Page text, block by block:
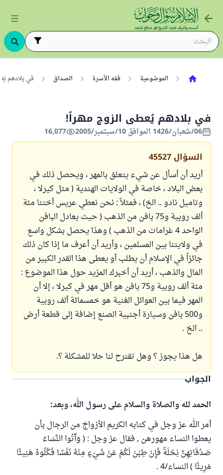
الموضوعية فقه الأسرة الصداق في بلادهم
في بلادهم يُعطى الزوج مهراً!
06/شعبان/1426 الموافق 10/سبتمبر/2005 16,077
السؤال 45527
أريد أن أسأل عن شيء يتعلق بالمهر ، ويحصل ذلك في
بعض البلاد ، خاصة في الولايات الهندية ( مثل كيرلا ،
وتاميل نادو .. الخ) ، فمثلاً : نحن نعطي عريس أختنا مئة
ألف روبية و75 بافن من الذهب ( حيث يعادل البافن
الواحد 4 غرامات من الذهب ) وهذا يحصل بشكل واسع
في ولايتنا بين المسلمين ، وأريد أن أعرف ما إذا كان ذلك
جائزاً في الإسلام أن يطلب أو يعطى هذا القدر الكبير من
المال والذهب ، أريد أن أخبرك المزيد حول هذا الموضوع :
مئة ألف روبية و75 بافن هو أقل مهر في كيرلا ، إلا أن
المهر فيما بين العوائل الغنية هو خمسمائة ألف روبية
و500 بافن وسيارة أجنبية الصنع إضافة إلى قطعة أرض
.. الخ .
هل هذا يجوز ؟ وهل تقترح لنا حلا للمشكلة ؟.
الجواب
الحمد لله والصلاة والسلام على رسول الله، وبعد:
أمر الله عز وجل في كتابه الكريم الأزواجَ من الرجال بأن
يعطوا النساء مهورهن , فقال عز وجل : ( وَآَتُوا النِّسَاءَ
صَدُقَاتِهِنَّ نِحْلَةً فَإِنْ طِبْنَ لَكُمْ عَنْ شَيْءٍ مِنْهُ نَفْسًا فَكُلُوهُ هَنِيئًا
مَرِيئًا ) النساء/4 .